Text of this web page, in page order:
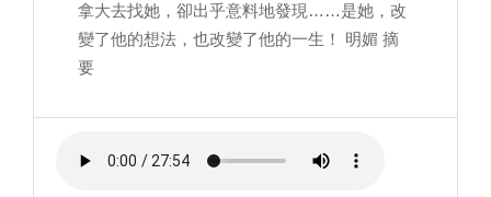
拿大去找她，卻出乎意料地發現……是她，改
變了他的想法，也改變了他的一生！ 明媚 摘
要